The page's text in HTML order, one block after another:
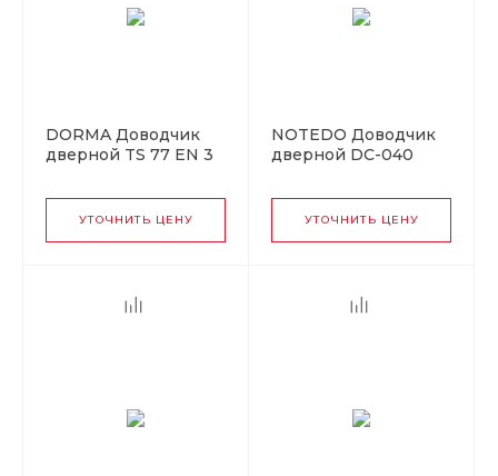
DORMA Доводчик
дверной TS 77 EN 3
серебро 9006 (12)
УТОЧНИТЬ ЦЕНУ
NOTEDO Доводчик
дверной DC-040
золото (10)
УТОЧНИТЬ ЦЕНУ